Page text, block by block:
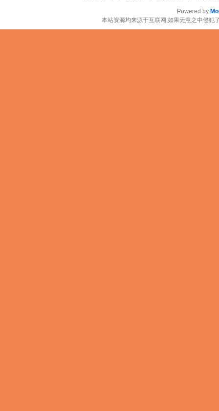
Powered by
本站资源均来源于互联网,如果无意之中侵犯